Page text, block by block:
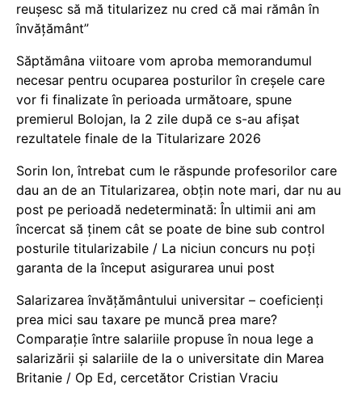
reușesc să mă titularizez nu cred că mai rămân în
învățământ”
Săptămâna viitoare vom aproba memorandumul
necesar pentru ocuparea posturilor în creșele care
vor fi finalizate în perioada următoare, spune
premierul Bolojan, la 2 zile după ce s-au afișat
rezultatele finale de la Titularizare 2026
Sorin Ion, întrebat cum le răspunde profesorilor care
dau an de an Titularizarea, obțin note mari, dar nu au
post pe perioadă nedeterminată: În ultimii ani am
încercat să ținem cât se poate de bine sub control
posturile titularizabile / La niciun concurs nu poți
garanta de la început asigurarea unui post
Salarizarea învățământului universitar – coeficienți
prea mici sau taxare pe muncă prea mare?
Comparație între salariile propuse în noua lege a
salarizării și salariile de la o universitate din Marea
Britanie / Op Ed, cercetător Cristian Vraciu